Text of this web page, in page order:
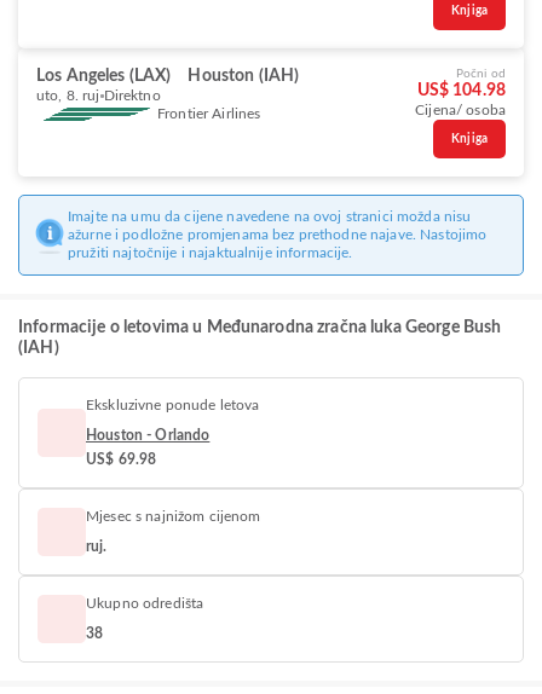
Knjiga
Los Angeles (LAX) Houston (IAH)
uto, 8. ruj Direktno
Frontier Airlines
Počni od
US$ 104.98
Cijena/ osoba
Knjiga
Imajte na umu da cijene navedene na ovoj stranici možda nisu
ažurne i podložne promjenama bez prethodne najave. Nastojimo
pružiti najtočnije i najaktualnije informacije.
Informacije o letovima u Međunarodna zračna luka George Bush
(IAH)
Ekskluzivne ponude letova
Houston - Orlando
US$ 69.98
Mjesec s najnižom cijenom
ruj.
Ukupno odredišta
38